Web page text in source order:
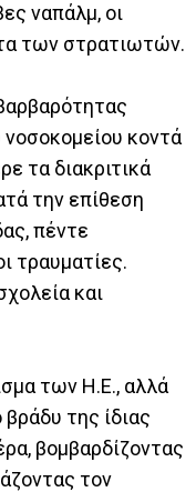
ναπάλμ, οι
των στρατιωτών.
κοντά
τα διακριτικά
την επίθεση
πέντε
τραυματίες.
και
των Η.Ε., αλλά
της ίδιας
βομβαρδίζοντας
τον